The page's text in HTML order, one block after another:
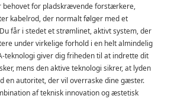
behovet for pladskrævende forstærkere,
kabelrod, der normalt følger med et
får i stedet et strømlinet, aktivt system, der
under virkelige forhold i en helt almindelig
teknologi giver dig friheden til at indrette dit
mens den aktive teknologi sikrer, at lyden
en autoritet, der vil overraske dine gæster.
af teknisk innovation og æstetisk